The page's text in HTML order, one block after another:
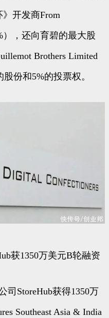
开发商From
），还向育碧的最大股
Brothers Limited
份和5%的投票权。
获1350万美元B轮融资
司StoreHub获得1350万
Southeast Asia & India